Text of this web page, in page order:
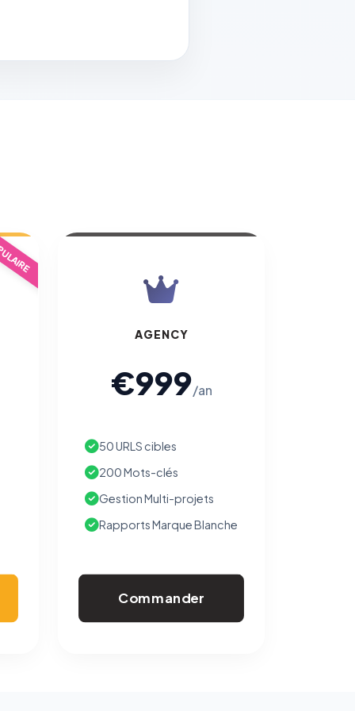
AGENCY
€999/an
50 URLS cibles
200 Mots-clés
Gestion Multi-projets
Rapports Marque Blanche
Commander